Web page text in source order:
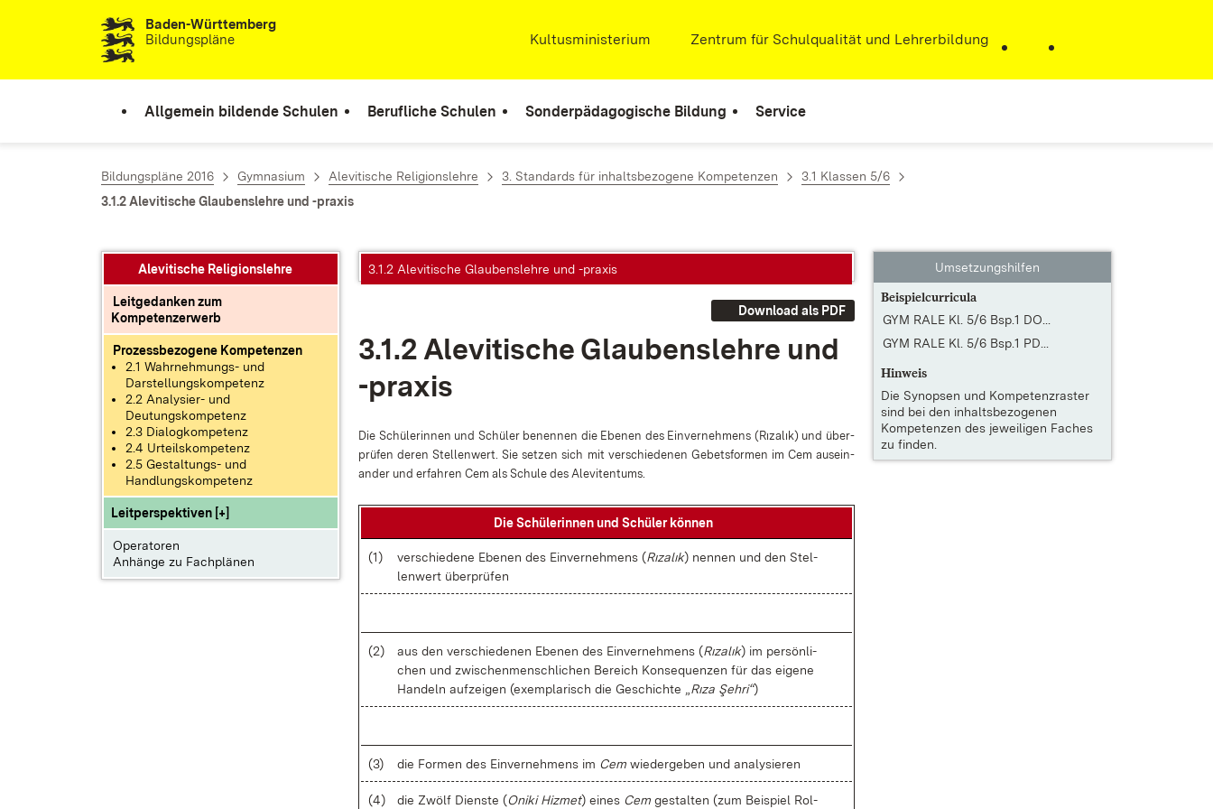
Zum Inhalt springenBaden-Württemberg
Bildungspläne
Extern:
Kultusministerium (Öffnet in neuem Fenster)
Extern:
Zentrum für Schulqualität und Lehrerbildung
Allgemein bildende Schulen Berufliche Schulen Sonderpädagogische Bildung Service
Bildungspläne 2016 Gymnasium Alevitische Religionslehre 3. Standards für inhaltsbezogene Kompetenzen
3.1 Klassen 5/6
3.1.2 Alevitische Glaubenslehre und -praxis
Alevitische Religionslehre
Leitgedanken zum
Kompetenzerwerb
Prozessbezogene Kompetenzen
2.1 Wahrnehmungs- und
Darstellungskompetenz
2.2 Analysier- und
Deutungskompetenz
2.3 Dialogkompetenz
2.4 Urteilskompetenz
2.5 Gestaltungs- und
Handlungskompetenz
Leitperspektiven [+]
Operatoren
Anhänge zu Fachplänen
3.1.2 Alevitische Glaubenslehre und -praxis
Download als PDF
3.1.2 Ale­vi­ti­sche Glau­bens­leh­re und
-pra­xis
Die Schü­le­rin­nen und Schü­ler be­nen­nen die Ebe­nen des Ein­ver­neh­mens ( Rızalık) und über­
prü­fen de­ren Stel­len­wert. Sie set­zen sich mit ver­schie­de­nen Ge­bets­for­men im Cem aus­ein­
an­der und er­fah­ren Cem als Schu­le des Ale­vi­ten­tums.
Die Schü­le­rin­nen und Schü­ler kön­nen
(1) ver­schie­de­ne Ebe­nen des Ein­ver­neh­mens (Rızalık) nen­nen und den Stel­
len­wert über­prü­fen
(2) aus den ver­schie­de­nen Ebe­nen des Ein­ver­neh­mens (Rızalık) im per­sön­li­
chen und zwi­schen­mensch­li­chen Be­reich Kon­se­quen­zen für das ei­ge­ne
Han­deln auf­zei­gen (ex­em­pla­risch die Ge­schich­te „ Rıza Şeh­ri“)
(3) die For­men des Ein­ver­neh­mens im Cem wie­der­ge­ben und ana­ly­sie­ren
(4) die Zwölf Diens­te (Oni­ki Hiz­met) ei­nes Cem ge­stal­ten (zum Bei­spiel Rol­
Umsetzungshilfen
Beispielcurricula
GYM RALE Kl. 5/6 Bsp.1 DO...
GYM RALE Kl. 5/6 Bsp.1 PD...
Hinweis
Die Synopsen und Kompetenzraster
sind bei den inhaltsbezogenen
Kompetenzen des jeweiligen Faches
zu finden.